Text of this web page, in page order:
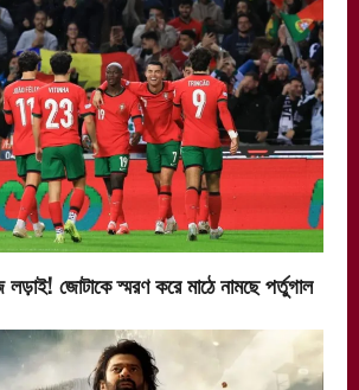
লড়াই! জোটাকে স্মরণ করে মাঠে নামছে পর্তুগাল